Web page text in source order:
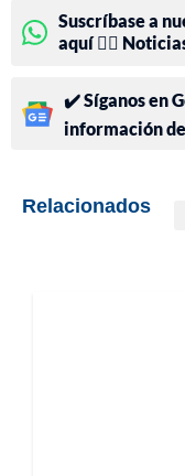
Suscríbase a
aquí 👉🏻
✔️ Síganos en
información
Relacionados